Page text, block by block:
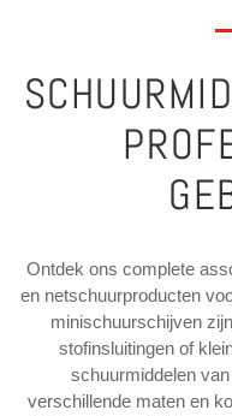
Ontdek ons complete
en netschuurproducten
minischuurschijven
stofinsluitingen of
schuurmiddelen
verschillende maten en